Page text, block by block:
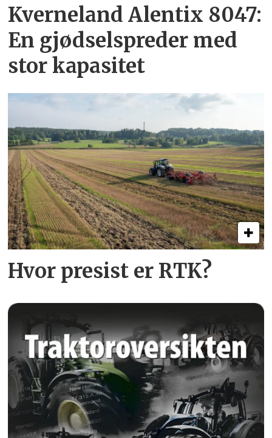
Kverneland Alentix 8047:
En gjødsel­spreder med
stor kapasitet
Hvor presist er RTK?